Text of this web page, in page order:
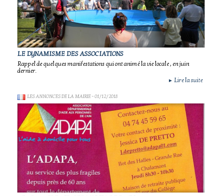
LE DYNAMISME DES ASSOCIATIONS
Rappel de quelques manifestations qui ont animé la vie locale , en juin
dernier.
► Lire la suite
LES ANNONCES DE LA MAIRIE- 01/12/2018